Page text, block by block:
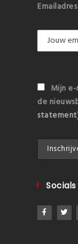
Mijn
de
Socials